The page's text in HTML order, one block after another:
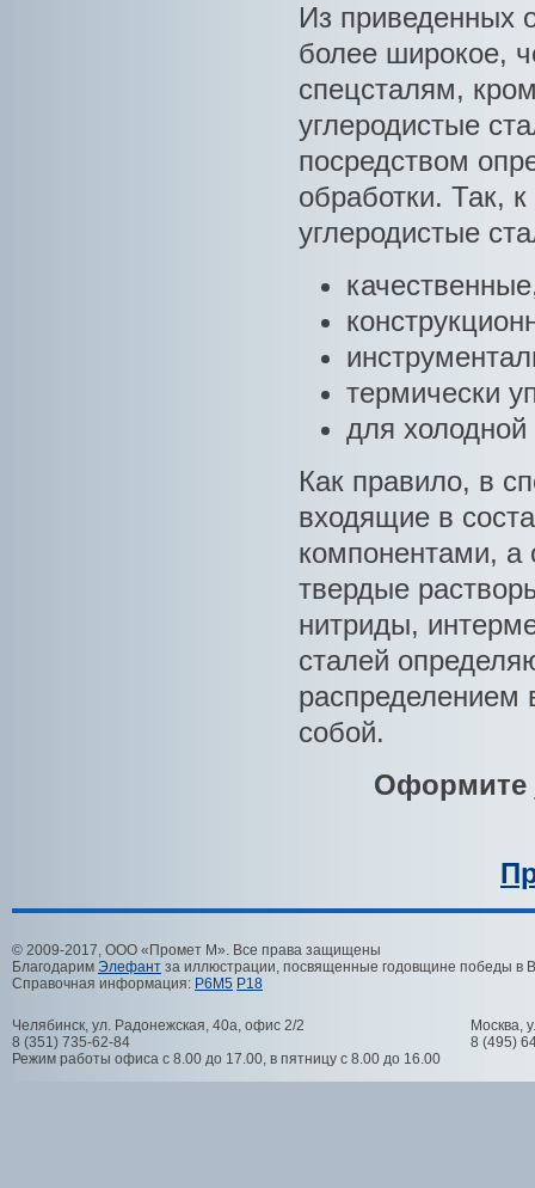
Из приведенных
более широкое,
спецсталям,
углеродистые
посредством
обработки. Так,
углеродистые
термически
для
Как правило, в
входящие в
компонентами,
твердые
нитриды,
сталей
распределением
собой.
Оформите
© 2009-2017, ООО «Промет М». Все права защищены
Благодарим Элефант за иллюстрации, посвященные годовщине победы в
Справочная информация: Р6М5 Р18
Челябинск, ул. Радонежская, 40а, офис 2/2
8 (351) 735-62-84
Режим работы офиса с 8.00 до 17.00, в пятницу с 8.00 до 16.00
Москва,
8 (495)